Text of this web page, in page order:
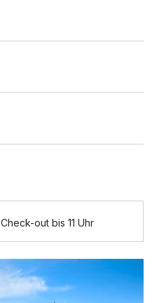
p.P. ab480,00 €
Check-out bis 11 Uhr